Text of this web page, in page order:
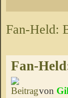
Fan-Held:
Fan-
von